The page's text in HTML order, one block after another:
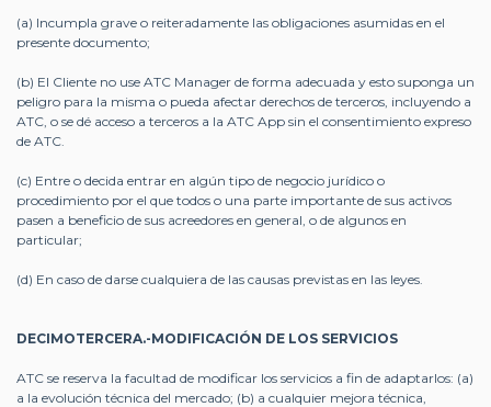
(a) Incumpla grave o reiteradamente las obligaciones asumidas en el
presente documento;
(b) El Cliente no use ATC Manager de forma adecuada y esto suponga un
peligro para la misma o pueda afectar derechos de terceros, incluyendo a
ATC, o se dé acceso a terceros a la ATC App sin el consentimiento expreso
de ATC.
(c) Entre o decida entrar en algún tipo de negocio jurídico o
procedimiento por el que todos o una parte importante de sus activos
pasen a beneficio de sus acreedores en general, o de algunos en
particular;
(d) En caso de darse cualquiera de las causas previstas en las leyes.
DECIMOTERCERA.-MODIFICACIÓN DE LOS SERVICIOS
ATC se reserva la facultad de modificar los servicios a fin de adaptarlos: (a)
a la evolución técnica del mercado; (b) a cualquier mejora técnica,